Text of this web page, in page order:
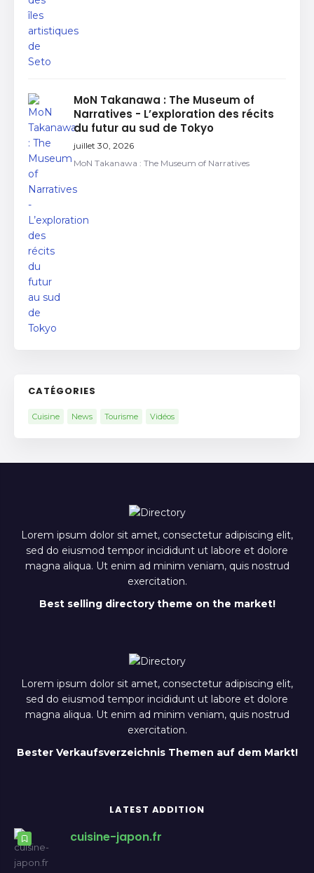
MoN Takanawa : The Museum of
Narratives - L’exploration des récits
du futur au sud de Tokyo
juillet 30, 2026
MoN Takanawa : The Museum of Narratives
CATÉGORIES
Cuisine News Tourisme Vidéos
Lorem ipsum dolor sit amet, consectetur adipiscing elit,
sed do eiusmod tempor incididunt ut labore et dolore
magna aliqua. Ut enim ad minim veniam, quis nostrud
exercitation.
Best selling directory theme on the market!
Lorem ipsum dolor sit amet, consectetur adipiscing elit,
sed do eiusmod tempor incididunt ut labore et dolore
magna aliqua. Ut enim ad minim veniam, quis nostrud
exercitation.
Bester Verkaufsverzeichnis Themen auf dem Markt!
LATEST ADDITION
cuisine-japon.fr